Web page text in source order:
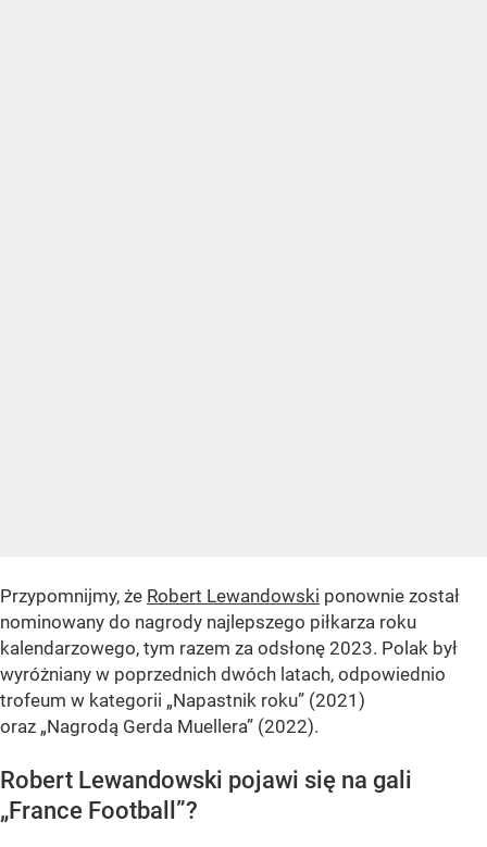
Przypomnijmy, że Robert Lewandowski ponownie został
nominowany do nagrody najlepszego piłkarza roku
kalendarzowego, tym razem za odsłonę 2023. Polak był
wyróżniany w poprzednich dwóch latach, odpowiednio
trofeum w kategorii „Napastnik roku” (2021)
oraz „Nagrodą Gerda Muellera” (2022).
Robert Lewandowski pojawi się na gali
„France Football”?